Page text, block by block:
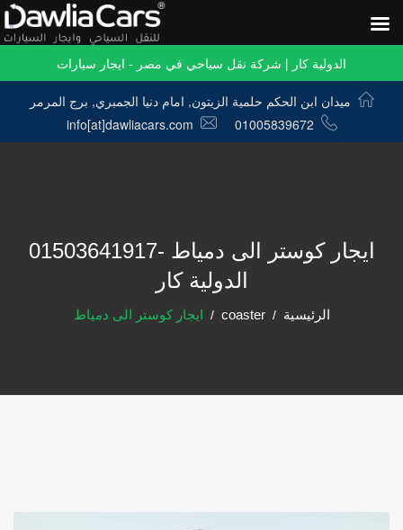
الدولية كار | شركة نقل سياحي في مصر - ايجار سيارات
ميدان ابن الحكم حلمية الزيتون, امام دنيا الجمبري, برج المرمر
01005839672
info[at]dawliacars.com
ايجار كوستر الى دمياط -01503641917
الدولية كار
الرئيسية coaster ايجار كوستر الى دمياط